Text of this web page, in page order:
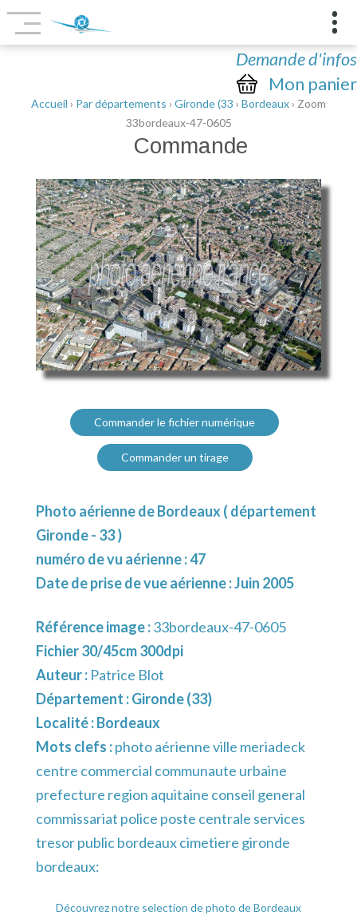
Demande d'infos
Mon panier
Accueil › Par départements › Gironde (33 › Bordeaux› Zoom
33bordeaux-47-0605
Commande
Commander le fichier numérique
Commander un tirage
Photo aérienne de Bordeaux ( département
Gironde - 33 )
numéro de vu aérienne : 47
Date de prise de vue aérienne : Juin 2005
Référence image :33bordeaux-47-0605
Fichier 30/45cm 300dpi
Auteur : Patrice Blot
Département :Gironde (33)
Localité :Bordeaux
Mots clefs :photo aérienne ville meriadeck
centre commercial communaute urbaine
prefecture region aquitaine conseil general
commissariat police poste centrale services
tresor public bordeaux cimetiere gironde
bordeaux:
Découvrez notre selection de photo de Bordeaux